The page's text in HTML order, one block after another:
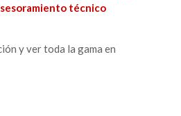
técnico
y ver toda la gama en